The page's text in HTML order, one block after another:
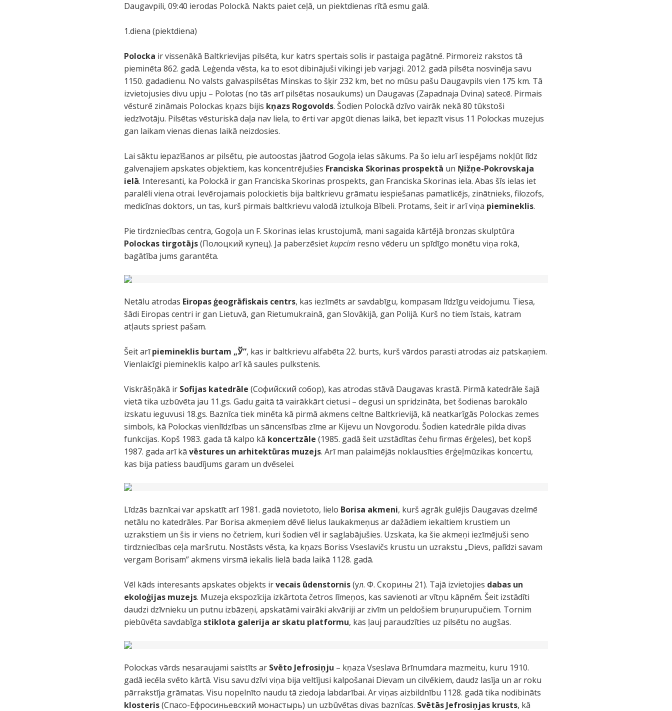
Daugavpili, 09:40 ierodas Polockā. Nakts paiet ceļā, un piektdienas rītā esmu galā.
1.diena (piektdiena)
Polocka ir vissenākā Baltkrievijas pilsēta, kur katrs spertais solis ir pastaiga pagātnē. Pirmoreiz rakstos tā
pieminēta 862. gadā. Leģenda vēsta, ka to esot dibinājuši vikingi jeb varjagi. 2012. gadā pilsēta nosvinēja savu
1150. gadadienu. No valsts galvaspilsētas Minskas to šķir 232 km, bet no mūsu pašu Daugavpils vien 175 km. Tā
izvietojusies divu upju – Polotas (no tās arī pilsētas nosaukums) un Daugavas (Zapadnaja Dvina) satecē. Pirmais
vēsturē zināmais Polockas kņazs bijis kņazs Rogovolds. Šodien Polockā dzīvo vairāk nekā 80 tūkstoši
iedzīvotāju. Pilsētas vēsturiskā daļa nav liela, to ērti var apgūt dienas laikā, bet iepazīt visus 11 Polockas muzejus
gan laikam vienas dienas laikā neizdosies.
Lai sāktu iepazīšanos ar pilsētu, pie autoostas jāatrod Gogoļa ielas sākums. Pa šo ielu arī iespējams nokļūt līdz
galvenajiem apskates objektiem, kas koncentrējušies Franciska Skorinas prospektā un Ņižņe-Pokrovskaja
ielā. Interesanti, ka Polockā ir gan Franciska Skorinas prospekts, gan Franciska Skorinas iela. Abas šīs ielas iet
paralēli viena otrai. Ievērojamais polockietis bija baltkrievu grāmatu iespiešanas pamatlicējs, zinātnieks, filozofs,
medicīnas doktors, un tas, kurš pirmais baltkrievu valodā iztulkoja Bībeli. Protams, šeit ir arī viņa piemineklis.
Pie tirdzniecības centra, Gogoļa un F. Skorinas ielas krustojumā, mani sagaida kārtējā bronzas skulptūra
Polockas tirgotājs(Полоцкий купец). Ja paberzēsietkupcim resno vēderu un spīdīgo monētu viņa rokā,
bagātība jums garantēta.
Netālu atrodas Eiropas ģeogrāfiskais centrs, kas iezīmēts ar savdabīgu, kompasam līdzīgu veidojumu. Tiesa,
šādi Eiropas centri ir gan Lietuvā, gan Rietumukrainā, gan Slovākijā, gan Polijā. Kurš no tiem īstais, katram
atļauts spriest pašam.
Šeit arīpiemineklis burtam „Ў”, kas ir baltkrievu alfabēta 22. burts, kurš vārdos parasti atrodas aiz patskaņiem.
Vienlaicīgi piemineklis kalpo arī kā saules pulkstenis.
Viskrāšņākā ir Sofijas katedrāle (Софийский собор), kas atrodas stāvā Daugavas krastā. Pirmā katedrāle šajā
vietā tika uzbūvēta jau 11.gs. Gadu gaitā tā vairākkārt cietusi – degusi un spridzināta, bet šodienas barokālo
izskatu ieguvusi 18.gs. Baznīca tiek minēta kā pirmā akmens celtne Baltkrievijā, kā neatkarīgās Polockas zemes
simbols, kā Polockas vienlīdzības un sāncensības zīme ar Kijevu un Novgorodu. Šodien katedrāle pilda divas
funkcijas. Kopš 1983. gada tā kalpo kā koncertzāle (1985. gadā šeit uzstādītas čehu firmas ērģeles), bet kopš
1987. gada arī kāvēstures un arhitektūras muzejs. Arī man palaimējās noklausīties ērģeļmūzikas koncertu,
kas bija patiess baudījums garam un dvēselei.
Līdzās baznīcai var apskatīt arī 1981. gadā novietoto, lielo Borisa akmeni, kurš agrāk gulējis Daugavas dzelmē
netālu no katedrāles. Par Borisa akmeņiem dēvē lielus laukakmeņus ar dažādiem iekaltiem krustiem un
uzrakstiem un šis ir viens no četriem, kuri šodien vēl ir saglabājušies. Uzskata, ka šie akmeņi iezīmējuši seno
tirdzniecības ceļa maršrutu. Nostāsts vēsta, ka kņazs Boriss Vseslavičs krustu un uzrakstu „Dievs, palīdzi savam
vergam Borisam” akmens virsmā iekalis lielā bada laikā 1128. gadā.
Vēl kāds interesants apskates objekts irvecais ūdenstornis(ул. Ф. Скорины 21). Tajā izvietojies dabas un
ekoloģijas muzejs. Muzeja ekspozīcija izkārtota četros līmeņos, kas savienoti ar vītņu kāpnēm. Šeit izstādīti
daudzi dzīvnieku un putnu izbāzeņi, apskatāmi vairāki akvāriji ar zivīm un peldošiem bruņurupučiem. Tornim
piebūvēta savdabīga stiklota galerija ar skatu platformu, kas ļauj paraudzīties uz pilsētu no augšas.
Polockas vārds nesaraujami saistīts ar Svēto Jefrosiņju – kņaza Vseslava Brīnumdara mazmeitu, kuru 1910.
gadā iecēla svēto kārtā. Visu savu dzīvi viņa bija veltījusi kalpošanai Dievam un cilvēkiem, daudz lasīja un ar roku
pārrakstīja grāmatas. Visu nopelnīto naudu tā ziedoja labdarībai. Ar viņas aizbildnību 1128. gadā tika nodibināts
klosteris(Спасо-Ефросиньевский монастырь) un uzbūvētas divas baznīcas. Svētās Jefrosiņjas krusts, kā